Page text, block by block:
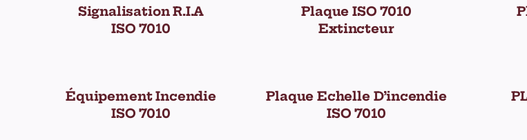
Signalisation R.I.A
ISO 7010
Plaque ISO 7010
Extincteur
Équipement Incendie
ISO 7010
Plaque Echelle D’incendie
ISO 7010